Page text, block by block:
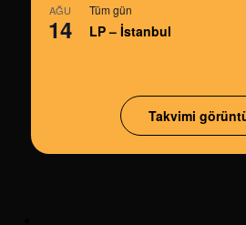
AĞU
14
Tüm gün
LP – İstanbul
Takvimi